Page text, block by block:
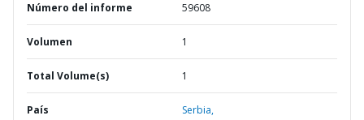
Número del informe 59608
Volumen 1
Total Volume(s) 1
País Serbia,